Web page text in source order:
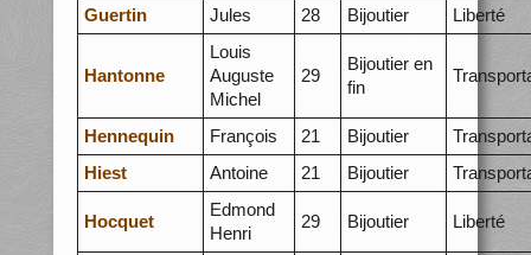
Guertin Jules 28 Bijoutier Liberté
Hantonne
Louis
Auguste
Michel
29
Bijoutier en
fin
Hennequin François 21 Bijoutier
Hiest
Antoine 21 Bijoutier
Hocquet
Edmond
Henri
29 Bijoutier Liberté